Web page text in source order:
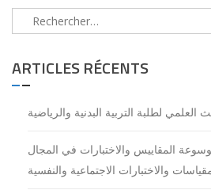
Rechercher :
ARTICLES RÉCENTS
لطلبة التربية البدنية والرياضية
المقاييس والاختبارات في المجال
والاختبارات الاجتماعية والنفسية